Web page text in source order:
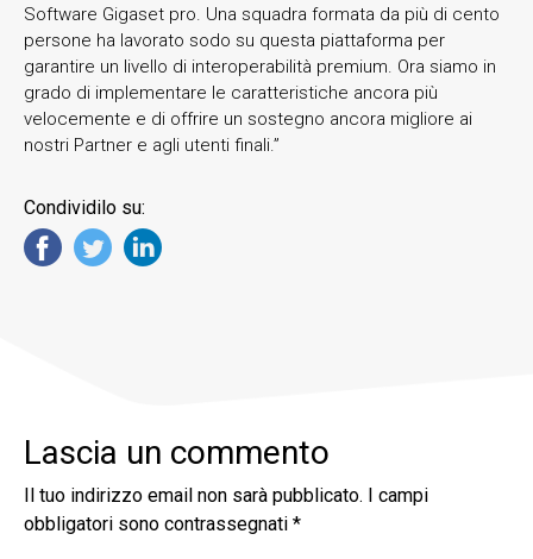
Software Gigaset pro. Una squadra formata da più di cento
persone ha lavorato sodo su questa piattaforma per
garantire un livello di interoperabilità premium. Ora siamo in
grado di implementare le caratteristiche ancora più
velocemente e di offrire un sostegno ancora migliore ai
nostri Partner e agli utenti finali.”
Condividilo su:
Lascia un commento
Il tuo indirizzo email non sarà pubblicato.
I campi
obbligatori sono contrassegnati *